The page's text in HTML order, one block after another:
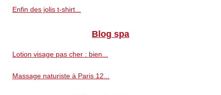
Enfin des jolis t-shirt...
Blog spa
Lotion visage pas cher : bien...
Massage naturiste à Paris 12...